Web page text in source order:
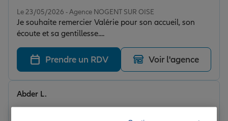
Le 23/05/2026 - Agence NOGENT SUR OISE
Je souhaite remercier Valérie pour son accueil, son
écoute et sa gentillesse....
Prendre un RDV Voir l'agence
Abder L.